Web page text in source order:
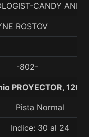
CANDY AND
ROSTOV
-802-
PROYECTOR,
Pista Normal
Indice: 30 al 24